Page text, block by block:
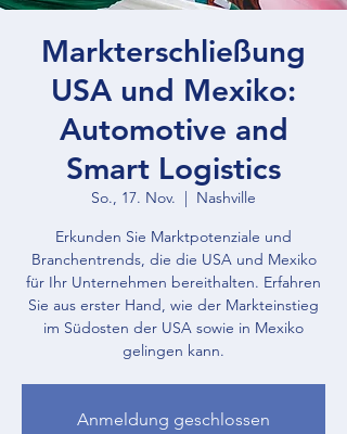
Markterschließung
USA und Mexiko:
Automotive and
Smart Logistics
So., 17. Nov.
  |
Nashville
Erkunden Sie Marktpotenziale und
Branchentrends, die die USA und Mexiko
für Ihr Unternehmen bereithalten. Erfahren
Sie aus erster Hand, wie der Markteinstieg
im Südosten der USA sowie in Mexiko
gelingen kann.
Anmeldung geschlossen